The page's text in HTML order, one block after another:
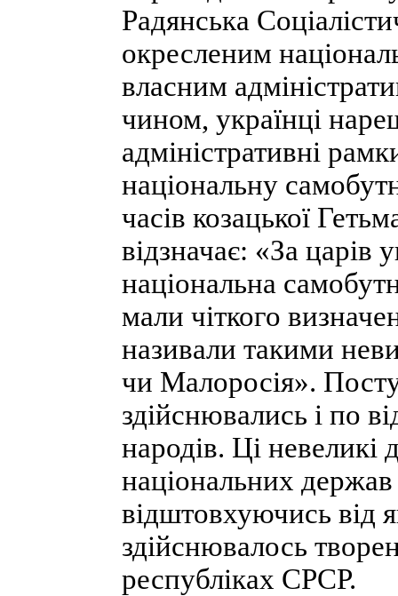
Радянська
окресленим
власним
чином, українці
адміністративні
національну
часів козацької
відзначає: «За царів
національна
мали чіткого
називали такими
чи Малоросія».
здійснювались і по
народів. Ці
національних
відштовхуючись від
здійснювалось
республіках СРСР.